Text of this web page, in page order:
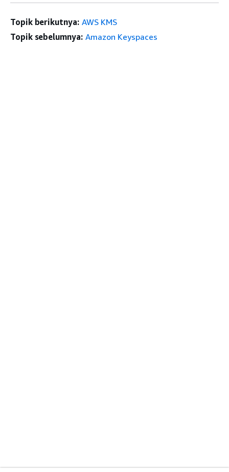
Topik berikutnya: AWS KMS
Topik sebelumnya: Amazon Keyspaces